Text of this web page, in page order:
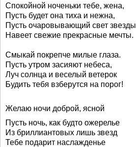
Спокойной ноченьки тебе, жена,
Пусть будет она тиха и нежна,
Пусть очаровывающий свет звезды
Навеет свежие прекрасные мечты.
Смыкай покрепче милые глаза.
Пусть утром засияют небеса,
Луч солнца и веселый ветерок
Будить тебя взберутся на порог!
Желаю ночи доброй, ясной
Пусть ночь, как будто ожерелье
Из бриллиантовых лишь звезд
Тебе подарит наслажденье